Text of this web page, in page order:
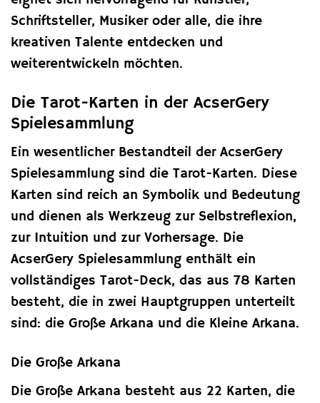
Schriftsteller, Musiker oder alle, die ihre
kreativen Talente entdecken und
weiterentwickeln möchten.
Die Tarot-Karten in der AcserGery
Spielesammlung
Ein wesentlicher Bestandteil der AcserGery
Spielesammlung sind die Tarot-Karten. Diese
Karten sind reich an Symbolik und Bedeutung
und dienen als Werkzeug zur Selbstreflexion,
zur Intuition und zur Vorhersage. Die
AcserGery Spielesammlung enthält ein
vollständiges Tarot-Deck, das aus 78 Karten
besteht, die in zwei Hauptgruppen unterteilt
sind: die Große Arkana und die Kleine Arkana.
Die Große Arkana
Die Große Arkana besteht aus 22 Karten, die